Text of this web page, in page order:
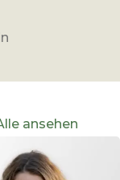
ansehen